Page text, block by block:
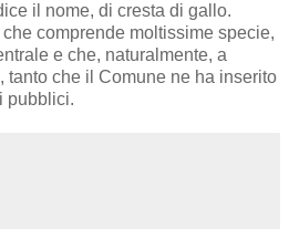
il nome, di cresta di gallo.
comprende moltissime specie,
e che, naturalmente, a
tanto che il Comune ne ha inserito
pubblici.